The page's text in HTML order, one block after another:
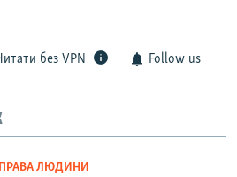
без VPN Follow us
ПРАВА ЛЮДИНИ